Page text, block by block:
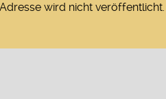
wird nicht veröffentlicht.